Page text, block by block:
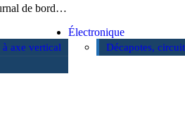
de bord…
axe vertical
Électronique
Décapotes,